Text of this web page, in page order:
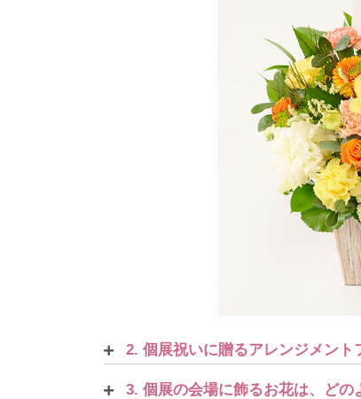
2. 個展祝いに贈るアレンジメント
3. 個展の会場に飾るお花は、どの